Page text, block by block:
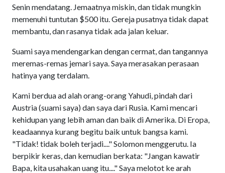
Senin mendatang. Jemaatnya miskin, dan tidak mungkin
memenuhi tuntutan $500 itu. Gereja pusatnya tidak dapat
membantu, dan rasanya tidak ada jalan keluar.
Suami saya mendengarkan dengan cermat, dan tangannya
meremas-remas jemari saya. Saya merasakan perasaan
hatinya yang terdalam.
Kami berdua ad alah orang-orang Yahudi, pindah dari
Austria (suami saya) dan saya dari Rusia. Kami mencari
kehidupan yang lebih aman dan baik di Amerika. Di Eropa,
keadaannya kurang begitu baik untuk bangsa kami.
"Tidak! tidak boleh terjadi...." Solomon menggerutu. Ia
berpikir keras, dan kemudian berkata: "Jangan kawatir
Bapa, kita usahakan uang itu...." Saya melotot ke arah